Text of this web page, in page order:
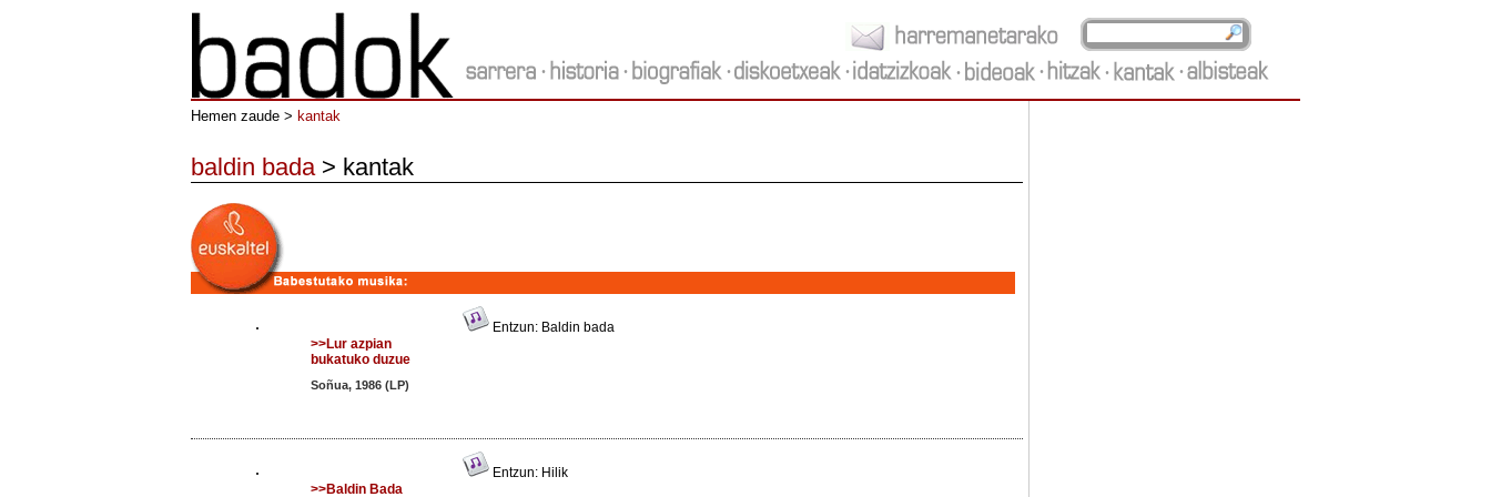
Hemen zaude > kantak
baldin bada > kantak
>>Lur azpian
bukatuko duzue
Soñua, 1986 (LP)
Entzun: Baldin bada
>>Baldin Bada
Entzun: Hilik